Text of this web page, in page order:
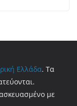
Ελλάδα. Τα
με